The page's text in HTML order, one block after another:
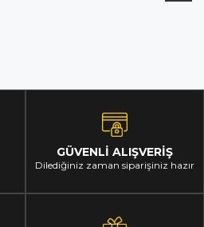
GÜVENLİ ALIŞVERİŞ
Dilediğiniz zaman siparişiniz hazır